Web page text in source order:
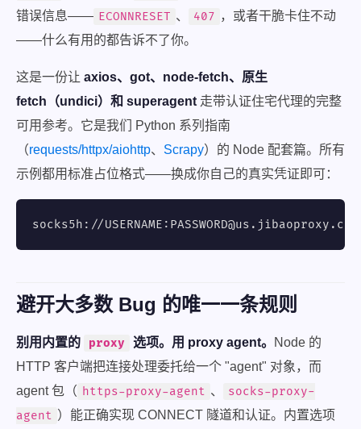
错误信息—— ECONNRESET 、 407 ，或者干脆卡住不动
——什么有用的都告诉不了你。
这是一份让 axios、got、node-fetch、原生
fetch（undici）和 superagent 走带认证住宅代理的完整
可用参考。它是我们 Python 系列指南
（requests/httpx/aiohttp、 Scrapy）的 Node 配套篇。所有
示例都用标准占位格式——换成你自己的真实凭证即可：
socks5h://
避开大多数 Bug 的唯一一条规则
别用内置的 proxy 选项。用 proxy agent。
Node 的
HTTP 客户端把连接处理委托给一个 "agent" 对象，而
agent 包（ https-proxy-agent 、
socks-proxy-
agent ）能正确实现 CONNECT 隧道和认证。内置选项